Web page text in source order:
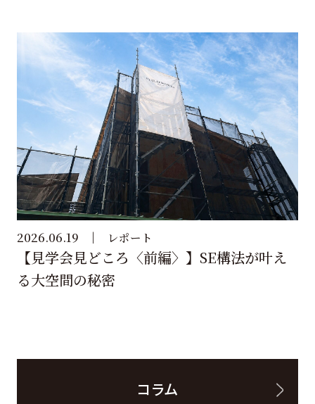
2026.06.19 レポート
【見学会見どころ〈前編〉】SE構法が叶え
る大空間の秘密
コラム